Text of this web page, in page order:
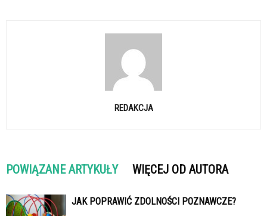
REDAKCJA
POWIĄZANE ARTYKUŁY WIĘCEJ OD AUTORA
JAK POPRAWIĆ ZDOLNOŚCI POZNAWCZE?